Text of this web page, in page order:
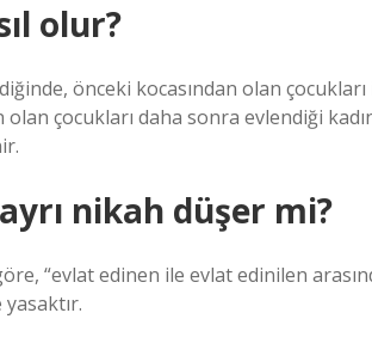
olur?
önceki kocasından olan çocukları
olan çocukları daha sonra evlendiği
nikah düşer mi?
“evlat edinen ile evlat edinilen